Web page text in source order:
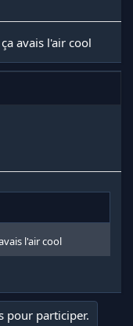
ça avais l'air cool
l'air cool
pour participer.